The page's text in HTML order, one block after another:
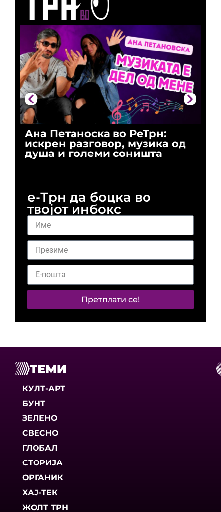
Ана Петаноска во РеТрн:
искрен разговор, музика од
душа и големи соништа
е-Трн да боцка во
твојот инбокс
Претплати се!
ТЕМИ
КУЛТ-АРТ
БУНТ
ЗЕЛЕНО
СВЕСНО
ГЛОБАЛ
СТОРИЈА
ОРГАНИК
ХАЈ-ТЕК
ЖОЛТ ТРН